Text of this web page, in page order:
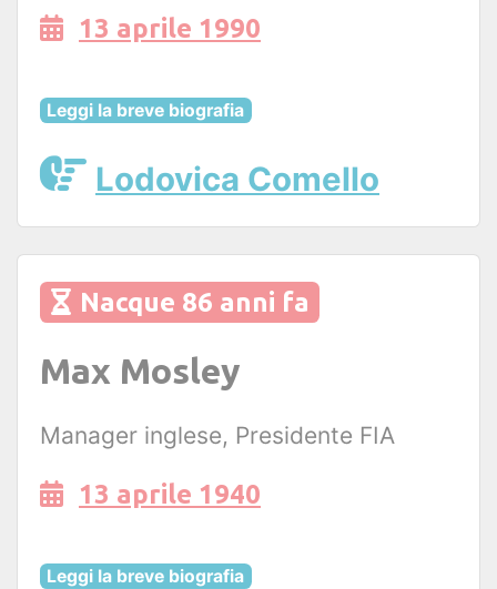
13 aprile 1990
Leggi la breve biografia
Lodovica Comello
Nacque 86 anni fa
Max Mosley
Manager inglese, Presidente FIA
13 aprile 1940
Leggi la breve biografia